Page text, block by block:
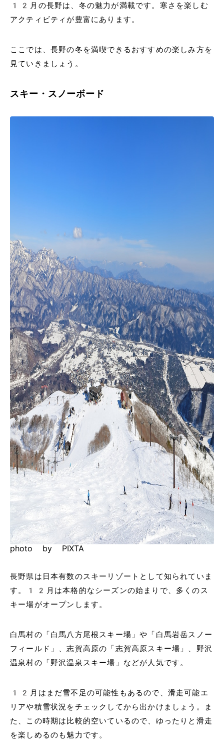
12月の長野は、冬の魅力が満載です。寒さを楽しむ
アクティビティが豊富にあります。
ここでは、長野の冬を満喫できるおすすめの楽しみ方を
見ていきましょう。
スキー・スノーボード
photo by PIXTA
長野県は日本有数のスキーリゾートとして知られていま
す。12月は本格的なシーズンの始まりで、多くのス
キー場がオープンします。
白馬村の「白馬八方尾根スキー場」や「白馬岩岳スノー
フィールド」、志賀高原の「志賀高原スキー場」、野沢
温泉村の「野沢温泉スキー場」などが人気です。
12月はまだ雪不足の可能性もあるので、滑走可能エ
リアや積雪状況をチェックしてから出かけましょう。ま
た、この時期は比較的空いているので、ゆったりと滑走
を楽しめるのも魅力です。